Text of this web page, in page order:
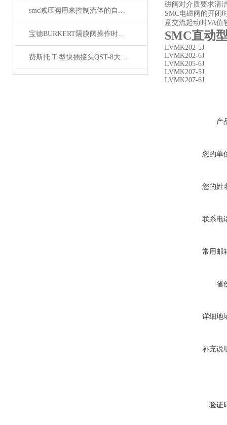
smc减压阀用来控制流体的自动化基础元件
宝德BURKERT隔膜阀操作时的启闭方向应该一律顺时针关闭
费斯托 T 型快插接头QST-8大量备货
磁阀对介质要求清
SMC电磁阀的开闭
意交流起动时VA值
SMC直动
LVMK202-5J
LVMK202-6J
LVMK205-6J
LVMK207-5J
LVMK207-6J
产
您的单
您的姓
联系电
常用邮
省
详细地
补充说
验证